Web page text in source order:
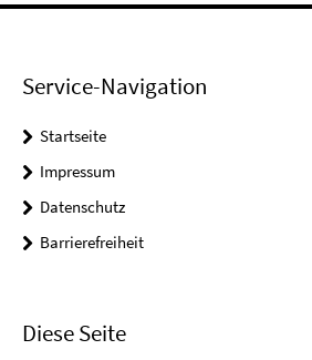
Service-Navigation
Startseite
Impressum
Datenschutz
Barrierefreiheit
Diese Seite